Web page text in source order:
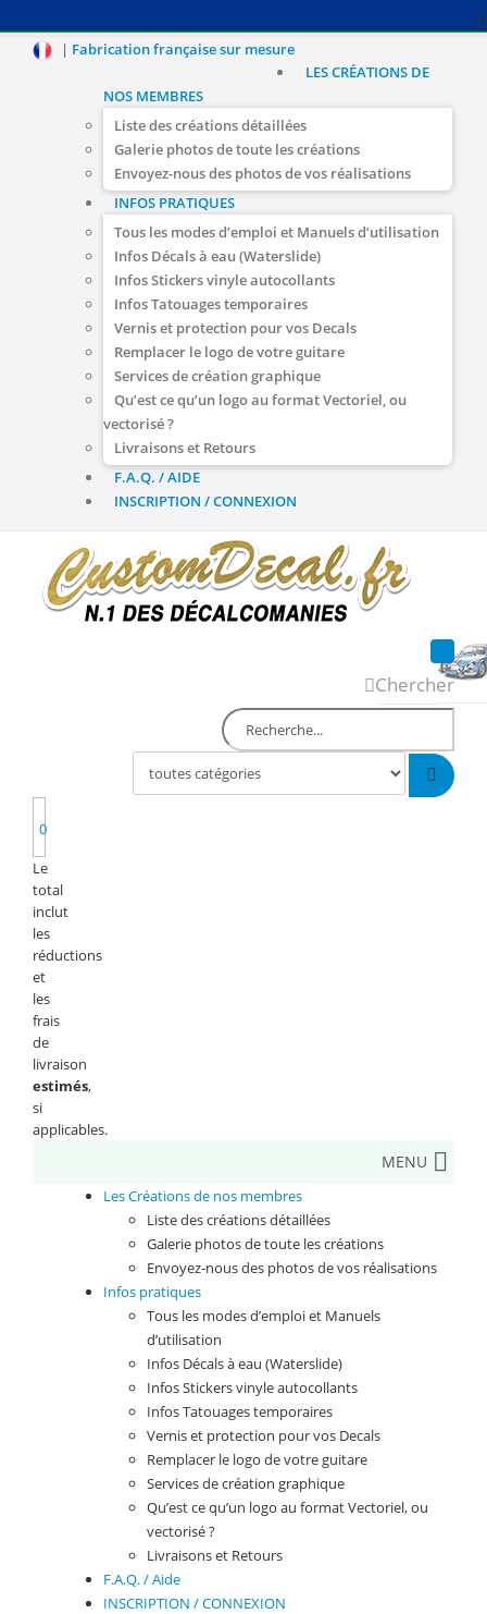
| Fabrication française sur mesure
LES CRÉATIONS DE
NOS MEMBRES
Liste des créations détaillées
Galerie photos de toute les créations
Envoyez-nous des photos de vos réalisations
INFOS PRATIQUES
Tous les modes d’emploi et Manuels d’utilisation
Infos Décals à eau (Waterslide)
Infos Stickers vinyle autocollants
Infos Tatouages temporaires
Vernis et protection pour vos Decals
Remplacer le logo de votre guitare
Services de création graphique
Qu’est ce qu’un logo au format Vectoriel, ou
vectorisé ?
Livraisons et Retours
F.A.Q. / AIDE
INSCRIPTION / CONNEXION
Chercher
0
Le
total
inclut
les
réductions
et
les
frais
de
livraison
estimés,
si
applicables.
MENU
Les Créations de nos membres
Liste des créations détaillées
Galerie photos de toute les créations
Envoyez-nous des photos de vos réalisations
Infos pratiques
Tous les modes d’emploi et Manuels
d’utilisation
Infos Décals à eau (Waterslide)
Infos Stickers vinyle autocollants
Infos Tatouages temporaires
Vernis et protection pour vos Decals
Remplacer le logo de votre guitare
Services de création graphique
Qu’est ce qu’un logo au format Vectoriel, ou
vectorisé ?
Livraisons et Retours
F.A.Q. / Aide
INSCRIPTION / CONNEXION